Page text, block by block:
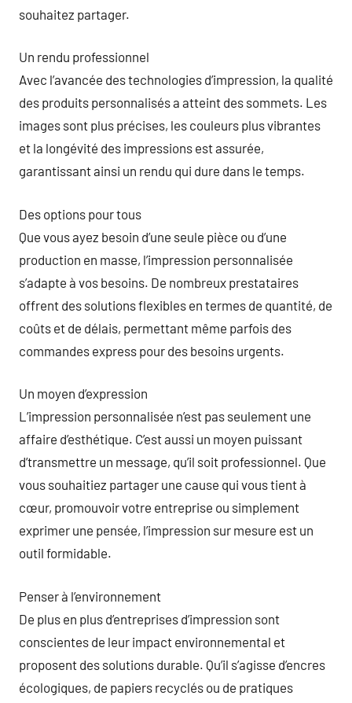
souhaitez partager.
Un rendu professionnel
Avec l’avancée des technologies d’impression, la qualité
des produits personnalisés a atteint des sommets. Les
images sont plus précises, les couleurs plus vibrantes
et la longévité des impressions est assurée,
garantissant ainsi un rendu qui dure dans le temps.
Des options pour tous
Que vous ayez besoin d’une seule pièce ou d’une
production en masse, l’impression personnalisée
s’adapte à vos besoins. De nombreux prestataires
offrent des solutions flexibles en termes de quantité, de
coûts et de délais, permettant même parfois des
commandes express pour des besoins urgents.
Un moyen d’expression
L’impression personnalisée n’est pas seulement une
affaire d’esthétique. C’est aussi un moyen puissant
d’transmettre un message, qu’il soit professionnel. Que
vous souhaitiez partager une cause qui vous tient à
cœur, promouvoir votre entreprise ou simplement
exprimer une pensée, l’impression sur mesure est un
outil formidable.
Penser à l’environnement
De plus en plus d’entreprises d’impression sont
conscientes de leur impact environnemental et
proposent des solutions durable. Qu’il s’agisse d’encres
écologiques, de papiers recyclés ou de pratiques